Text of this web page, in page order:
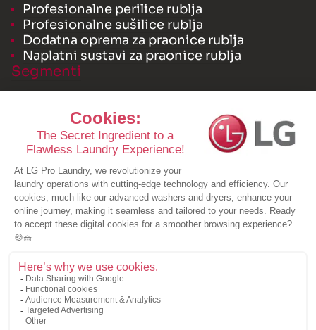
Profesionalne perilice rublja
Profesionalne sušilice rublja
Dodatna oprema za praonice rublja
Naplatni sustavi za praonice rublja
Segmenti
Komercijalne praonice rublja
LG licencirana praonica rublja
Resursi
Studije slučaja
Brošure
Novosti
Zatražite ponudu
Zatražite ponudu
© Bright World